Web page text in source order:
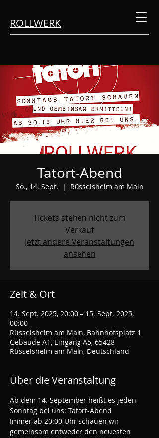
ROLLWERK
Tatort-Abend
So., 14. Sept.
  |
Rüsselsheim am Main
Tickets stehen nicht zum
Verkauf
Jetzt andere Veranstaltungen
ansehen
Zeit & Ort
14. Sept. 2025, 20:00 – 15. Sept. 2025,
00:00
Rüsselsheim am Main, Bahnhofsplatz 1
Gebäude A1, Eingang A5, 65428
Rüsselsheim am Main, Deutschland
Über die Veranstaltung
Ab dem 14. September heißt es jeden
Sonntag bei uns: Tatort-Abend
Immer ab 20:00 Uhr schauen wir
gemeinsam entweder den neuesten